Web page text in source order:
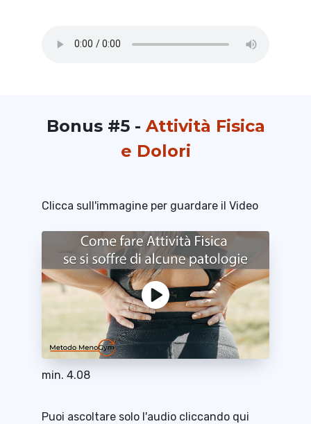
Bonus #5 - Attività Fisica
e Dolori
Clicca sull'immagine per guardare il Video
min. 4.08
Puoi ascoltare solo l'audio cliccando qui